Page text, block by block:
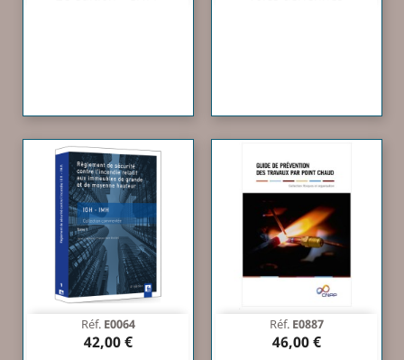
Réf. E0064
42,00 €
Réf. E0887
46,00 €